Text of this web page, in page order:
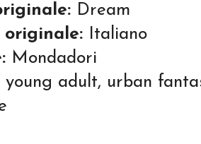
Dream
originale: Italiano
Mondadori
young adult, urban